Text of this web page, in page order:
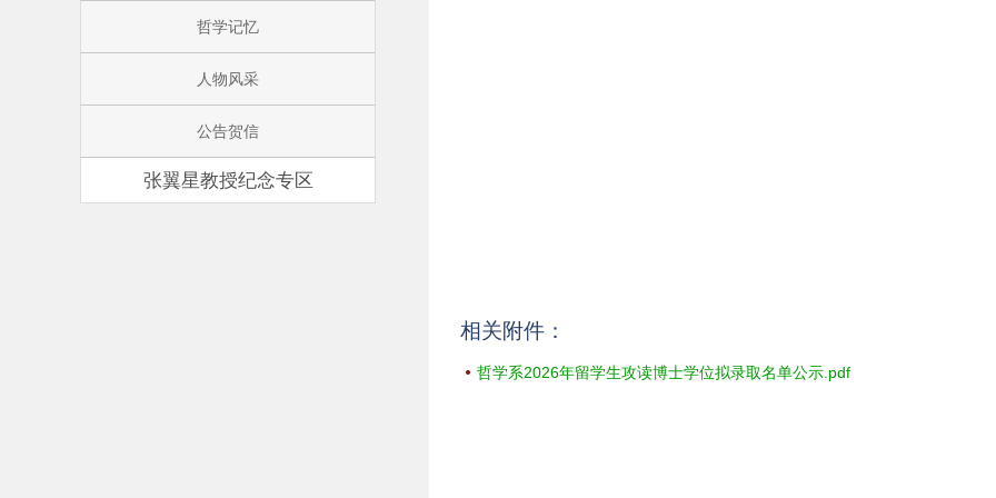
哲学记忆
人物风采
公告贺信
张翼星教授纪念专区
相关附件：
哲学系2026年留学生攻读博士学位拟录取名单公示.pdf